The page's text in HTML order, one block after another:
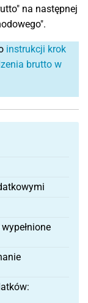
na następnej
instrukcji krok
brutto w